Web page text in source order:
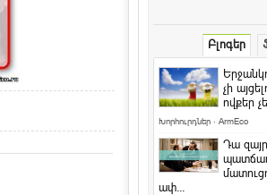
Բլոգեր
չի
ովքեր
Խորհուրդներ · ArmEco
Դա
ափ...